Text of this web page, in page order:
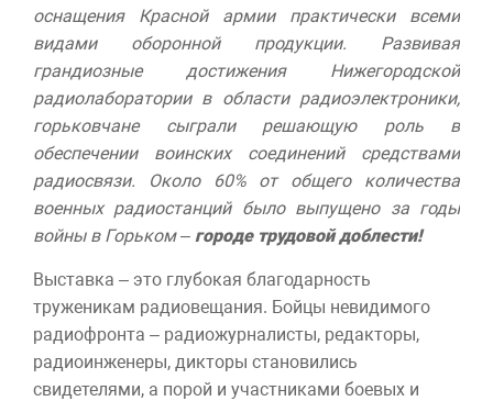
оснащения Красной армии практически всеми
видами оборонной продукции. Развивая
грандиозные достижения Нижегородской
радиолаборатории в области радиоэлектроники,
горьковчане сыграли решающую роль в
обеспечении воинских соединений средствами
радиосвязи. Около 60% от общего количества
военных радиостанций было выпущено за годы
войны в Горьком – городе трудовой доблести!
Выставка – это глубокая благодарность
труженикам радиовещания. Бойцы невидимого
радиофронта – радиожурналисты, редакторы,
радиоинженеры, дикторы становились
свидетелями, а порой и участниками боевых и